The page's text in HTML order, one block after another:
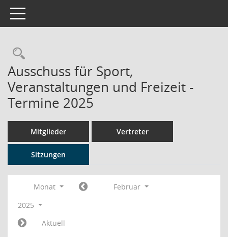
Toggle navigation
Rechercheauswahl
Ausschuss für Sport,
Veranstaltungen und Freizeit -
Termine 2025
Mitglieder Vertreter
Sitzungen
Monat
Februar
2025
Aktuell